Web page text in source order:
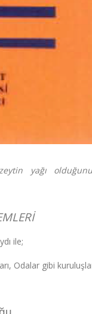
yağı
ile;
Odalar gibi